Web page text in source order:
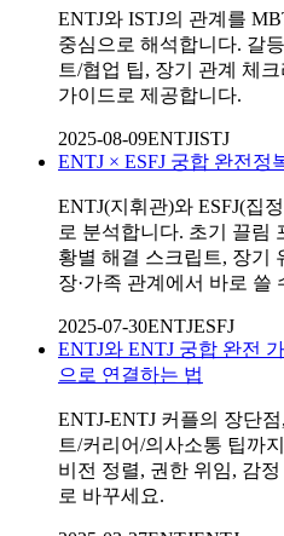
ENTJ와 ISTJ의 관계를
중심으로 해석합니다. 갈
트/협업 팁, 장기 관계 체
가이드로 제공합니다.
2025-08-09ENTJISTJ
ENTJ × ESFJ 궁합 완전정
ENTJ(지휘관)와 ESFJ(집
로 분석합니다. 초기 끌림
황별 해결 스크립트, 장기
장·가족 관계에서 바로 쓸
2025-07-30ENTJESFJ
ENTJ와 ENTJ 궁합 완전
으로 연결하는 법
ENTJ-ENTJ 커플의 장단
트/커리어/의사소통 팁까
비전 정렬, 권한 위임, 감
로 바꾸세요.